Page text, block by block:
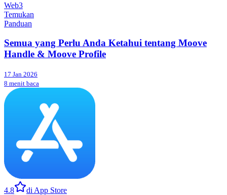
Web3
Temukan
Panduan
Semua yang Perlu Anda Ketahui tentang Moove
Handle & Moove Profile
17 Jan 2026
8 menit baca
4.8 di App Store